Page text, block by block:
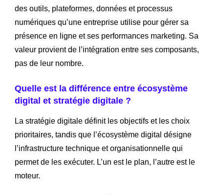
des outils, plateformes, données et processus
numériques qu’une entreprise utilise pour gérer sa
présence en ligne et ses performances marketing. Sa
valeur provient de l’intégration entre ses composants,
pas de leur nombre.
Quelle est la différence entre écosystème
digital et stratégie digitale ?
La stratégie digitale définit les objectifs et les choix
prioritaires, tandis que l’écosystème digital désigne
l’infrastructure technique et organisationnelle qui
permet de les exécuter. L’un est le plan, l’autre est le
moteur.